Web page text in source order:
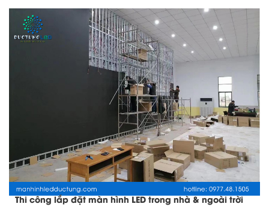
Thi công lắp đặt màn hình LED trong nhà & ngoài trời